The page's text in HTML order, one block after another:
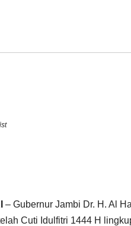
– Gubernur Jambi Dr. H. Al
Cuti Idulfitri 1444 H